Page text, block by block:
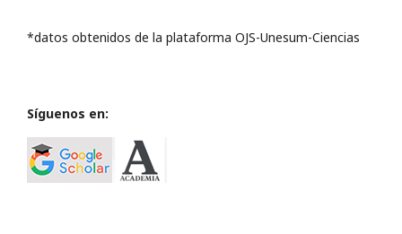
*datos obtenidos de la plataforma OJS-Unesum-Ciencias
Síguenos en: